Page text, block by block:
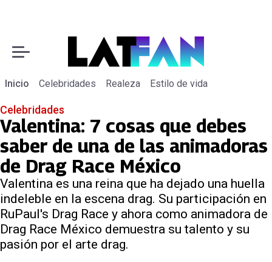
Inicio Celebridades Realeza Estilo de vida
Celebridades
Valentina: 7 cosas que debes
saber de una de las animadoras
de Drag Race México
Valentina es una reina que ha dejado una huella
indeleble en la escena drag. Su participación en
RuPaul's Drag Race y ahora como animadora de
Drag Race México demuestra su talento y su
pasión por el arte drag.